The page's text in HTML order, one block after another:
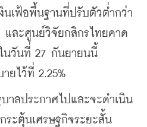
นเฟ้อพื้นฐานที่ปรับตัวต่ำกว่า
และศูนย์วิจัยกสิกรไทยคาด
นวันที่ 27 กันยายนนี้
ยไว้ที่ 2.25%
ลประกาศไปและจะดำเนิน
ระตุ้นเศรษฐกิจระยะสั้น